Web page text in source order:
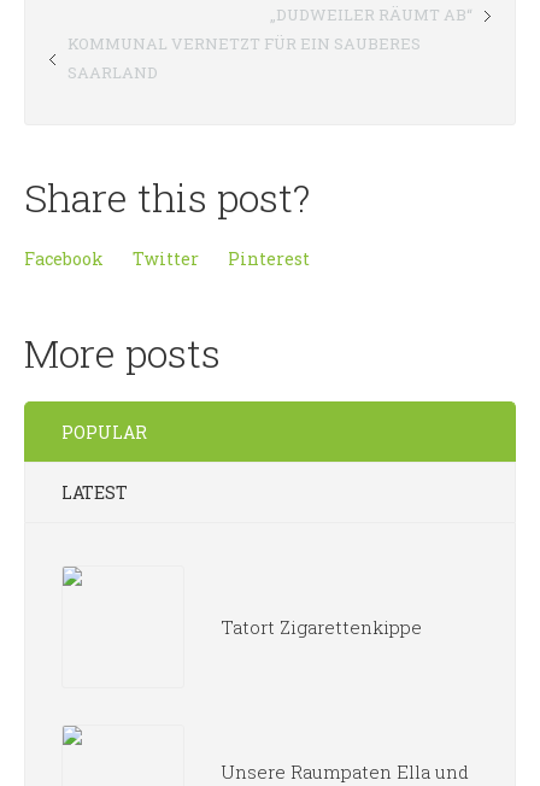
„DUDWEILER RÄUMT AB“
KOMMUNAL VERNETZT FÜR EIN SAUBERES
SAARLAND
Share this post?
Facebook Twitter Pinterest
More posts
POPULAR
LATEST
Tatort Zigarettenkippe
Unsere Raumpaten Ella und